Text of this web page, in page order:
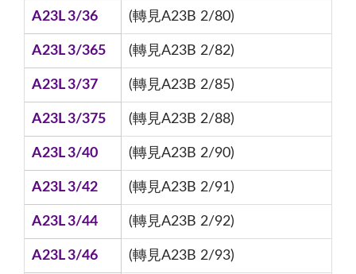
A23L 3/36 (轉見A23B 2/80)
A23L 3/365 (轉見A23B 2/82)
A23L 3/37 (轉見A23B 2/85)
A23L 3/375 (轉見A23B 2/88)
A23L 3/40 (轉見A23B 2/90)
A23L 3/42 (轉見A23B 2/91)
A23L 3/44 (轉見A23B 2/92)
A23L 3/46 (轉見A23B 2/93)